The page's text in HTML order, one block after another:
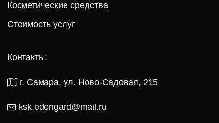
Косметические средства
Стоимость услуг
Контакты:
г. Самара, ул. Ново-Садовая, 215
ksk.edengard@mail.ru